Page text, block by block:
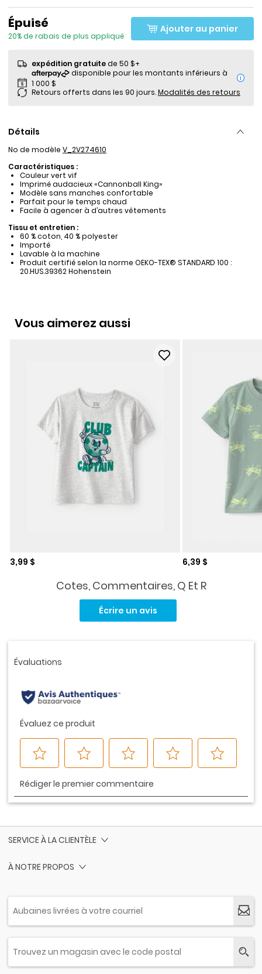
Prix de solde
Épuisé
20% de rabais de plus appliqué
Ajouter au panier
expédition gratuitede 50 $+
i
Retours offerts dans les 90 jours.Modalités des retours
Détails
No de modèle V_2V274610
Caractéristiques :
Couleur vert vif
Imprimé audacieux «Cannonball King»
Modèle sans manches confortable
Parfait pour le temps chaud
Facile à agencer à d’autres vêtements
Tissu et entretien :
60 % coton, 40 % polyester
Importé
Lavable à la machine
Produit certifié selon la norme OEKO-TEX® STANDARD 100 :
20.HUS.39362 Hohenstein
Vous aimerez aussi
Prix de solde
3,99 $ Prix de solde
6,39 $
Cotes, Commentaires, Q Et R
la
Écrire un avis
SERVICE À LA CLIENTÈLE
À NOTRE PROPOS